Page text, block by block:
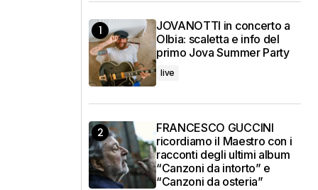
JOVANOTTI in concerto a
Olbia: scaletta e info del
primo Jova Summer Party
live
FRANCESCO GUCCINI
ricordiamo il Maestro con i
racconti degli ultimi album
“Canzoni da intorto” e
“Canzoni da osteria”